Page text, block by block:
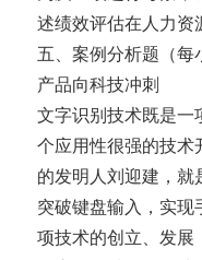
述绩效评估在人力资
五、案例分析题（每
产品向科技冲刺
文字识别技术既是一
个应用性很强的技术
的发明人刘迎建，就
突破键盘输入，实
项技术的创立、发